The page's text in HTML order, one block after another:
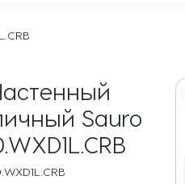
Sauro